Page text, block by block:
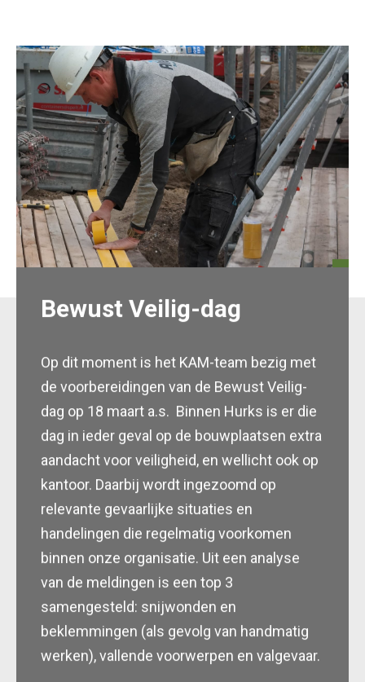
Bewust Veilig-dag
Op dit moment is het KAM-team bezig met
de voorbereidingen van de Bewust Veilig-
dag op 18 maart a.s. Binnen Hurks is er die
dag in ieder geval op de bouwplaatsen extra
aandacht voor veiligheid, en wellicht ook op
kantoor. Daarbij wordt ingezoomd op
relevante gevaarlijke situaties en
handelingen die regelmatig voorkomen
binnen onze organisatie. Uit een analyse
van de meldingen is een top 3
samengesteld: snijwonden en
beklemmingen (als gevolg van handmatig
werken), vallende voorwerpen en valgevaar.